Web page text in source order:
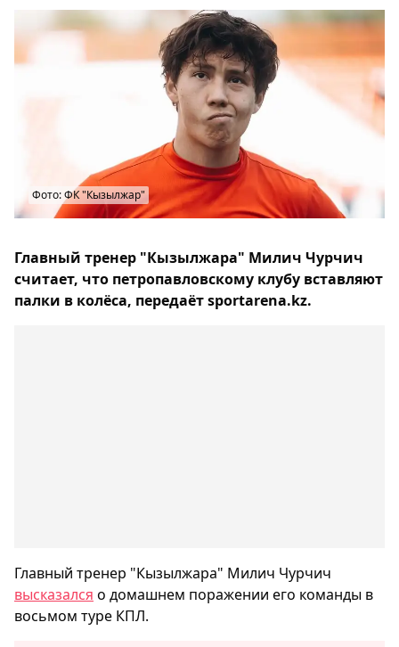
Фото: ФК "Кызылжар"
Главный тренер "Кызылжара" Милич Чурчич
считает, что петропавловскому клубу вставляют
палки в колёса, передаёт sportarena.kz.
Главный тренер "Кызылжара" Милич Чурчич
высказался о домашнем поражении его команды в
восьмом туре КПЛ.